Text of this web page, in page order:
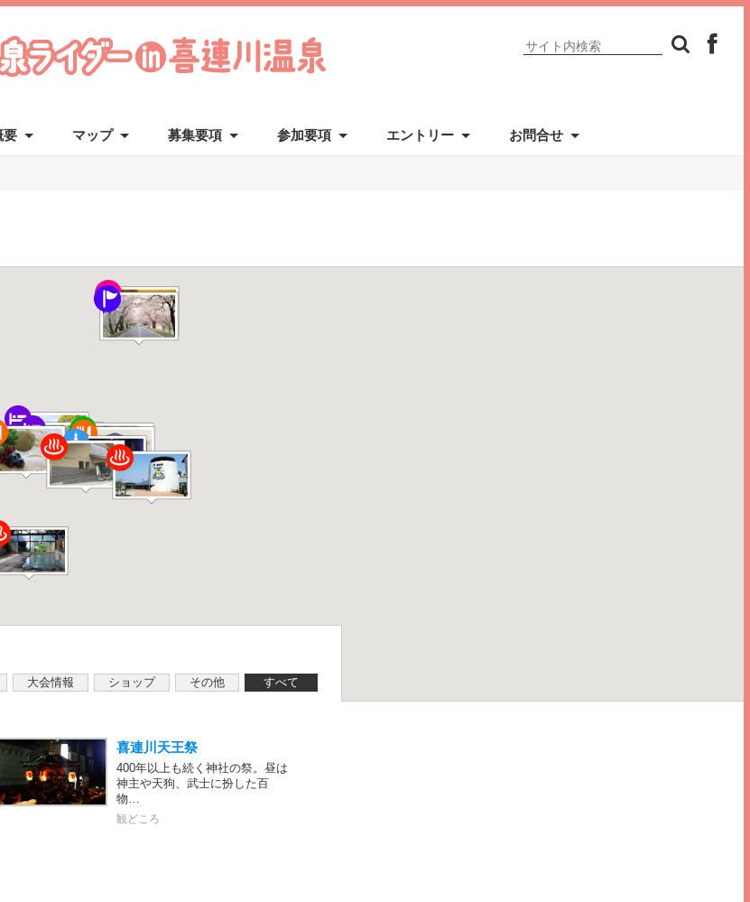
要 マップ 募集要項 参加要項 エントリー お問合せ
大会情報 ショップ その他 すべて
喜連川天王祭
400年以上も続く神社の祭。昼は
神主や天狗、武士に扮した百
物…
観どころ